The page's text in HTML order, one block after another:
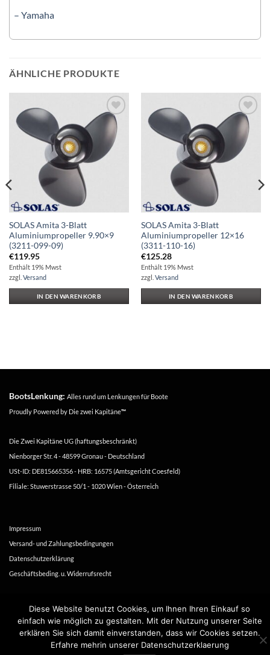
– Yamaha
ÄHNLICHE PRODUKTE
Auf die
Wunschliste
SOLAS Amita 3-Blatt
Aluminiumpropeller 9.90×9
(3211-099-09)
€119.95
Enthält 19% Mwst
zzgl. Versand
IN DEN WARENKORB
Auf die
Wunschliste
SOLAS Amita 3-Blatt
Aluminiumpropeller 12×16
(3311-110-16)
€125.28
Enthält 19% Mwst
zzgl. Versand
IN DEN WARENKORB
BootsLenkung: Alles rund um Lenkungen für Boote
Proudly Powered by Die zwei Kapitäne™
Die Zwei Kapitäne UG (haftungsbeschränkt)
Nienborger Str. 4 - 48599 Gronau - Deutschland
USt-ID: DE815665356 - HRB: 16575 (Amtsgericht Coesfeld)
Filiale: Stuwerstrasse 50/1 - 1020 Wien - Österreich
Impressum
Versand- und Zahlungsbedingungen
Datenschutzerklärung
Geschäftsbeding. u. Widerrufsrecht
Copyright 2016-2026 © Die zwei Kapitäne
Diese Website benutzt Cookies, um Ihnen Ihren Einkauf so
einfach wie möglich zu gestalten. Mit der Nutzung unserer Seite
erklären Sie sich damit einverstanden, dass wir Cookies setzen.
Erfahre mehrin unserer Datenschutzerklaerung